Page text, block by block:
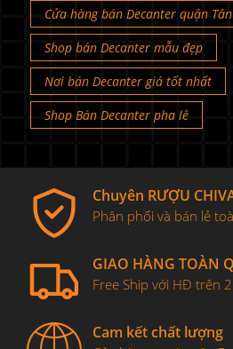
Cửa hàng bán Decanter quận
Shop bán Decanter mẫu đẹp
Nơi bán Decanter giá tốt nhất
Shop Bán Decanter pha lê
Chuyên RƯỢU
Phân phối và bán lẻ
GIAO HÀNG TOÀN
Free Ship với HĐ trên
Cam kết chất lượng